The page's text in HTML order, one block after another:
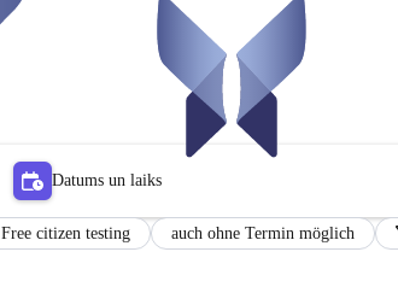
Datums un laiks
Free citizen testing auch ohne Termin möglich